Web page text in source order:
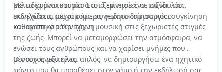
μελωδία μια ιστορία. Έτσι ξεκίνησε ένα ταξίδι που
συνεχίζεται μέχρι σήμερα, γεμάτο δημιουργία, συγκίνηση
και αγάπη για την τέχνη.
Με τα χρόνια και μέσα από εμπειρίες σε συναυλίες,
εκδηλώσεις και γάμους, συνειδητοποίησα πόσο
καθοριστικό ρόλο έχει η μουσική στις ξεχωριστές στιγμές
της ζωής. Μπορεί να μεταμορφώσει την ατμόσφαιρα, να
ενώσει τους ανθρώπους και να χαρίσει μνήμες που
μένουν ανεξίτηλες.
Ο στόχος μου είναι απλός: να δημιουργήσω ένα ηχητικό
φόντο που θα προσθέσει στον γάμο ή την εκδήλωσή σας